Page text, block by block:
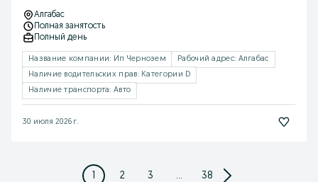
Алгабас
Полная занятость
Полный день
Название компании: Ип Чернозем
Рабочий адрес: Алгабас
Наличие водительских прав: Категории D
Наличие транспорта: Авто
30 июля 2026 г.
1 2 3 ... 38